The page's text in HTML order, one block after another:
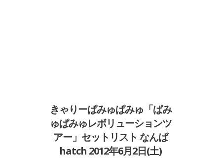
きゃりーぱみゅぱみゅ「ぱみ
ゅぱみゅレボリューションツ
アー」セットリスト なんば
hatch 2012年6月2日(土)